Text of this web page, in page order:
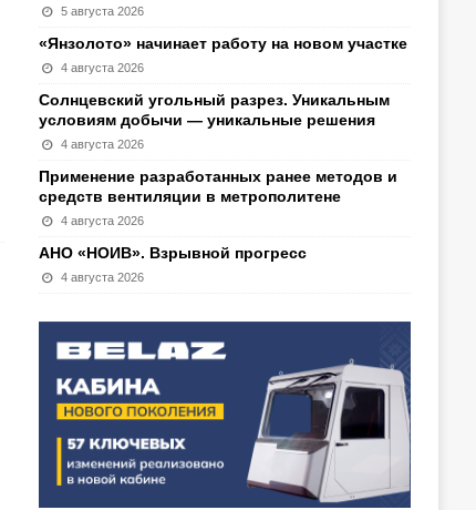
5 августа 2026
«Янзолото» начинает работу на новом участке
4 августа 2026
Солнцевский угольный разрез. Уникальным
условиям добычи — уникальные решения
4 августа 2026
Применение разработанных ранее методов и
средств вентиляции в метрополитене
4 августа 2026
АНО «НОИВ». Взрывной прогресс
4 августа 2026